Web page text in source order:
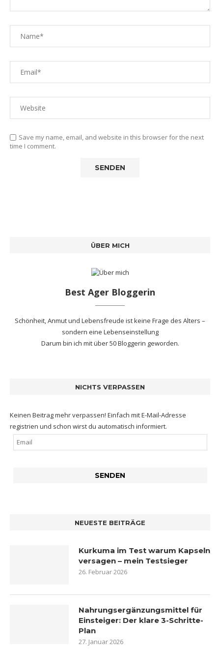
Save my name, email, and website in this browser for the next
time I comment.
ÜBER MICH
Best Ager Bloggerin
Schönheit, Anmut und Lebensfreude ist keine Frage des Alters –
sondern eine Lebenseinstellung
Darum bin ich mitüber 50 Bloggerin geworden.
NICHTS VERPASSEN
Keinen Beitrag mehr verpassen! Einfach mit E-Mail-Adresse
registrien und schon wirst du automatisch informiert.
NEUESTE BEITRÄGE
Kurkuma im Test warum Kapseln
versagen – mein Testsieger
26. Februar 2026
Nahrungsergänzungsmittel für
Einsteiger: Der klare 3-Schritte-
Plan
27. Januar 2026